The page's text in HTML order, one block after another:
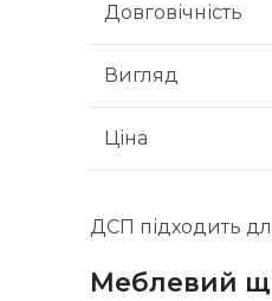
Довговічність
Вигляд
Ціна
ДСП підходить
Меблевий